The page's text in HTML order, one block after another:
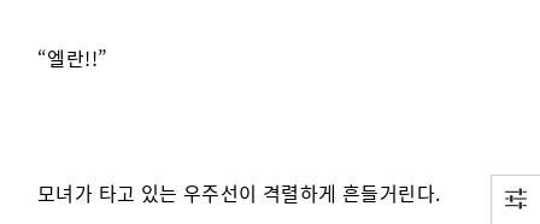
“엘란!!”
모녀가 타고 있는 우주선이 격렬하게 흔들거린다.